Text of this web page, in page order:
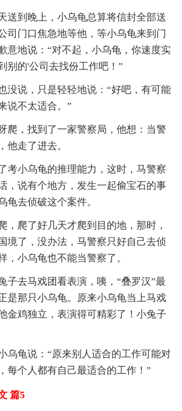
到晚上，小乌龟总算将信封全部送
司门口焦急地等他，等小乌龟来到门
意地说：“对不起，小乌龟，你速度实
别的'公司去找份工作吧！”
说，只是轻轻地说：“好吧，有可能
说不太适合。”
，找到了一家警察局，他想：当警
他走了进去。
小乌龟的推理能力，这时，马警察
，说有个地方，发生一起偷宝石的事
龟去侦破这个案件。
爬了好几天才爬到目的地，那时，
境了，没办法，马警察只好自己去侦
，小乌龟也不能当警察了。
去马戏团看表演，咦，“叠罗汉”最
是那只小乌龟。原来小乌龟当上马戏
金鸡独立，表演得可精彩了！小兔子
龟说：“原来别人适合的工作可能对
每个人都有自己最适合的工作！”
篇5